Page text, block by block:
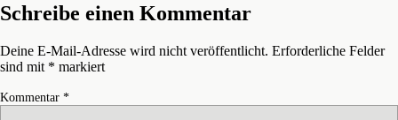
Schreibe einen Kommentar
Deine E-Mail-Adresse wird nicht veröffentlicht. Erforderliche Felder
sind mit * markiert
Kommentar *